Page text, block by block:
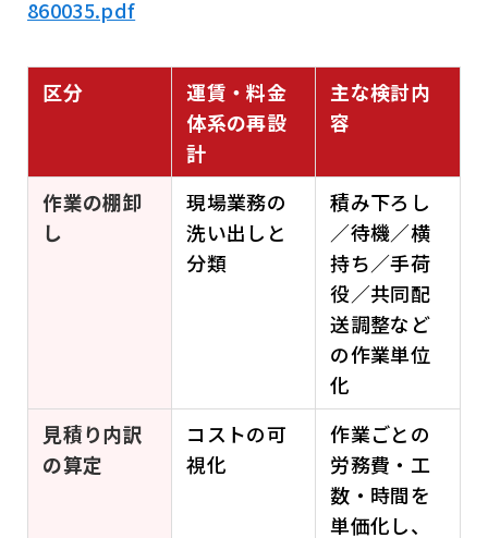
860035.pdf
区分
運賃・料金
体系の再設
計
主な検討内
容
作業の棚卸
し
現場業務の
洗い出しと
分類
積み下ろし
／待機／横
持ち／手荷
役／共同配
送調整など
の作業単位
化
見積り内訳
の算定
コストの可
視化
作業ごとの
労務費・工
数・時間を
単価化し、